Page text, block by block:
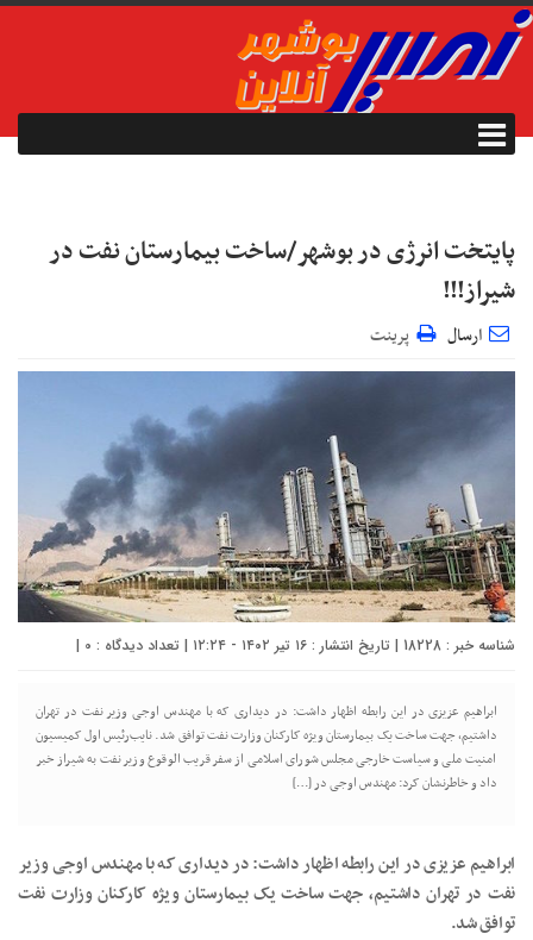
پایتخت انرژی در بوشهر/ساخت بیمارستان نفت در
شیراز!!!
ارسال پرینت
شناسه خبر : 18228 | تاریخ انتشار : ۱۶ تیر ۱۴۰۲ - ۱۲:۲۴ | تعداد دیدگاه : 0
|
ابراهیم عزیزی در این رابطه اظهار داشت: در دیداری که با مهندس اوجی وزیر نفت در تهران
داشتیم، جهت ساخت یک بیمارستان ویژه کارکنان وزارت نفت توافق شد. نایب‌رئیس اول کمیسیون
امنیت ملی و سیاست خارجی مجلس شورای اسلامی از سفر قریب الوقوع وزیر نفت به شیراز خبر
داد و خاطرنشان کرد: مهندس اوجی در […]
ابراهیم عزیزی در این رابطه اظهار داشت: در دیداری که با مهندس اوجی وزیر
نفت در تهران داشتیم، جهت ساخت یک بیمارستان ویژه کارکنان وزارت نفت
توافق شد.